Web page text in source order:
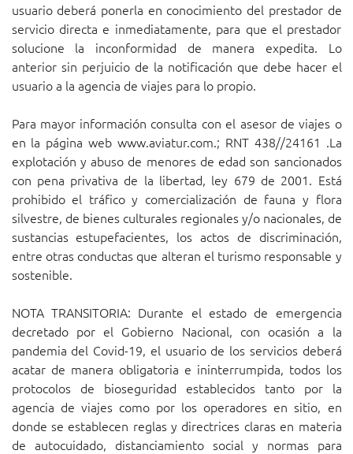
usuario deberá ponerla en conocimiento del prestador de
servicio directa e inmediatamente, para que el prestador
solucione la inconformidad de manera expedita. Lo
anterior sin perjuicio de la notificación que debe hacer el
usuario a la agencia de viajes para lo propio.
Para mayor información consulta con el asesor de viajes o
en la página web www.aviatur.com.; RNT 438//24161 .La
explotación y abuso de menores de edad son sancionados
con pena privativa de la libertad, ley 679 de 2001. Está
prohibido el tráfico y comercialización de fauna y flora
silvestre, de bienes culturales regionales y/o nacionales, de
sustancias estupefacientes, los actos de discriminación,
entre otras conductas que alteran el turismo responsable y
sostenible.
NOTA TRANSITORIA: Durante el estado de emergencia
decretado por el Gobierno Nacional, con ocasión a la
pandemia del Covid-19, el usuario de los servicios deberá
acatar de manera obligatoria e ininterrumpida, todos los
protocolos de bioseguridad establecidos tanto por la
agencia de viajes como por los operadores en sitio, en
donde se establecen reglas y directrices claras en materia
de autocuidado, distanciamiento social y normas para